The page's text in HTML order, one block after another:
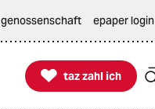
genossenschaft epaper login

taz zahl ich
taz zahl ich